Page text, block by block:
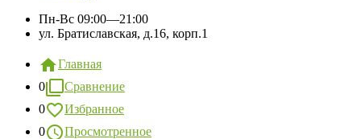
Пн-Вс 09:00—21:00
ул. Братиславская, д.16, корп.1
Главная
0
Сравнение
0
Избранное
0
Просмотренное